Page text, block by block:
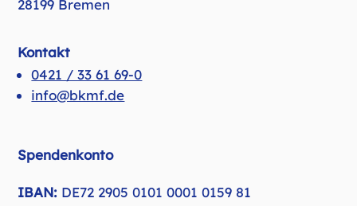
28199 Bremen
Kontakt
0421 / 33 61 69-0
info@bkmf.de
Spendenkonto
IBAN: DE72 2905 0101 0001 0159 81